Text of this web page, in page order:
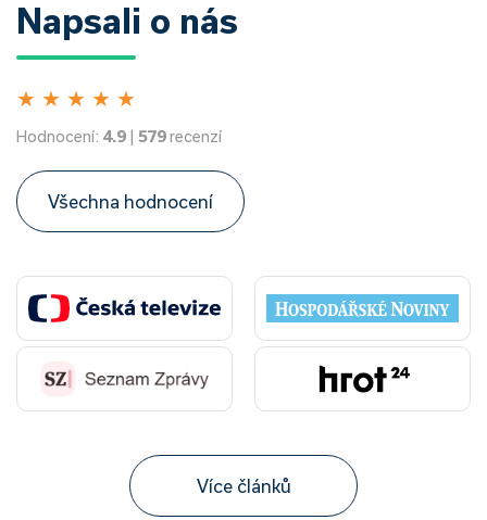
Napsali o nás
★ ★ ★ ★ ★
Hodnocení: 4.9 | 579recenzí
Všechna hodnocení
Více článků